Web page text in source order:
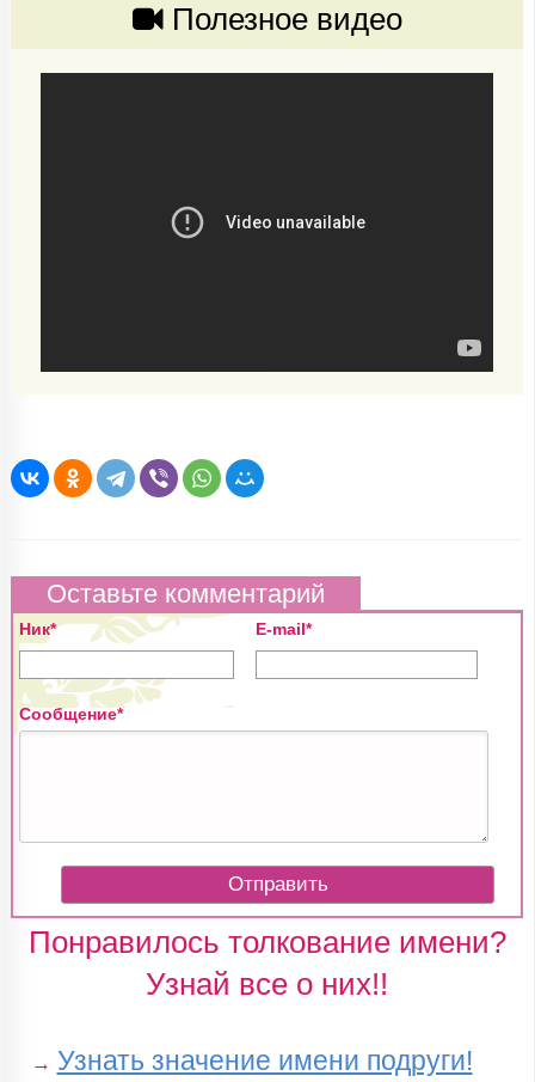
Полезное видео
Оставьте комментарий
Ник* E-mail*
Сообщение*
Понравилось толкование имени?
Узнай все о них!!
→ Узнать значение имени подруги!